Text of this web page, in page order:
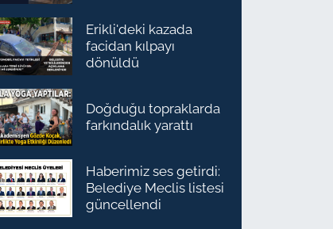
Erikli'deki kazada
facidan kılpayı
dönüldü
Doğduğu topraklarda
farkındalık yarattı
Haberimiz ses getirdi:
Belediye Meclis listesi
güncellendi